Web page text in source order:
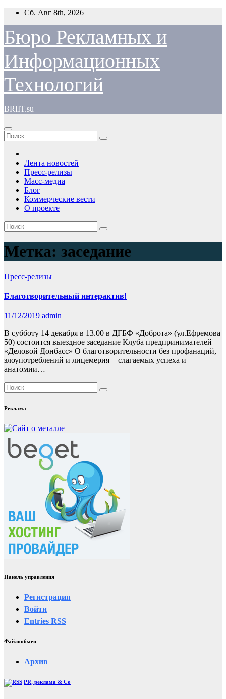
Перейти
содержимому
Сб. Авг 8th, 2026
Бюро Рекламных и
Информационных
Технологий
BRIIT.su
Лента новостей
Пресс-релизы
Масс-медиа
Блог
Коммерческие вести
О проекте
Метка: заседание
Пресс-релизы
Благотворительный интерактив!
11/12/2019 admin
В субботу 14 декабря в 13.00 в ДГБФ «Доброта» (ул.Ефремова
50) состоится выездное заседание Клуба предпринимателей
«Деловой Донбасс» О благотворительности без профанаций,
злоупотреблений и лицемерия + слагаемых успеха и
анатомии…
Реклама
Панель управления
Регистрация
Войти
Entries RSS
Файлообмен
Архив
PR, реклама & Co